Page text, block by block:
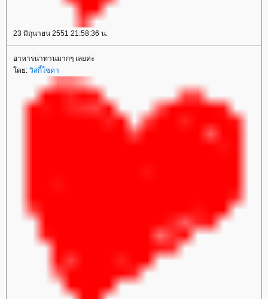
23 มิถุนายน 2551 21:58:36 น.
อาหารน่าทานมากๆ เลยค่ะ
โดย: วิสกี้โซดา